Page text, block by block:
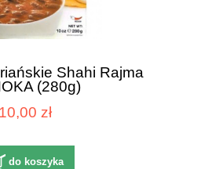
Shahi Rajma
(280g)
10,00 zł
do koszyka